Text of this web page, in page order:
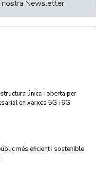
nostra Newsletter
única i oberta per
en xarxes 5G i 6G
més eficient i sostenible